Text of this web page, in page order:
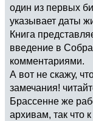
один из первых
указывает даты
Книга
введение в
комментариями.
А вот не скажу,
замечания!
Брассенне же
архивам, так что